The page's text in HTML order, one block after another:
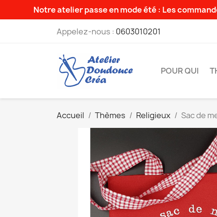
Notre atelier passe en mode été : Les
Appelez-nous : 0603010201
POUR QUI
Accueil Thèmes Religieux Sac de